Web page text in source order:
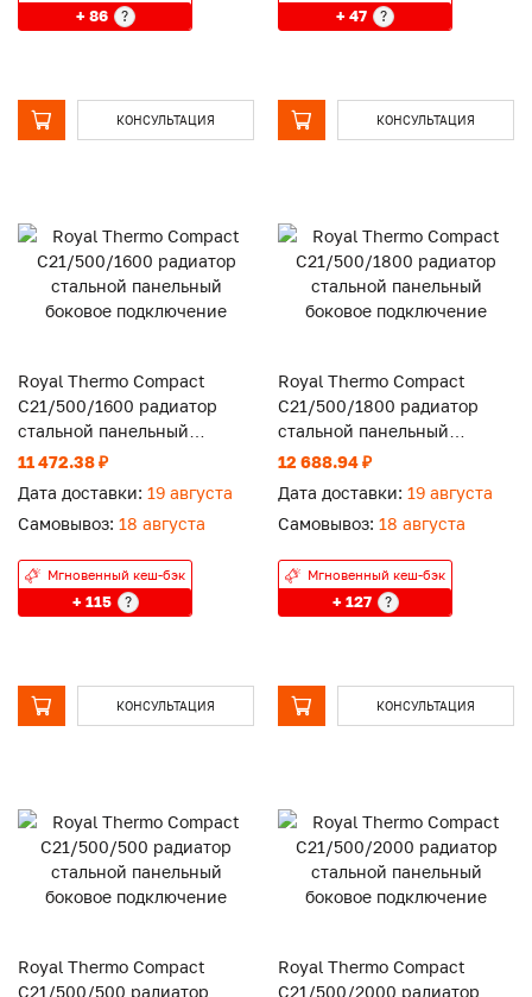
+ 86 ?
КОНСУЛЬТАЦИЯ
+ 47 ?
КОНСУЛЬТАЦИЯ
Royal Thermo Compact
C21/500/1600 радиатор
стальной панельный
боковое подключение
11 472.38 ₽
Дата доставки: 19 августа
Самовывоз: 18 августа
Мгновенный кеш-бэк
+ 115 ?
КОНСУЛЬТАЦИЯ
Royal Thermo Compact
C21/500/1800 радиатор
стальной панельный
боковое подключение
12 688.94 ₽
Дата доставки: 19 августа
Самовывоз: 18 августа
Мгновенный кеш-бэк
+ 127 ?
КОНСУЛЬТАЦИЯ
Royal Thermo Compact
C21/500/500 радиатор
Royal Thermo Compact
C21/500/2000 радиатор